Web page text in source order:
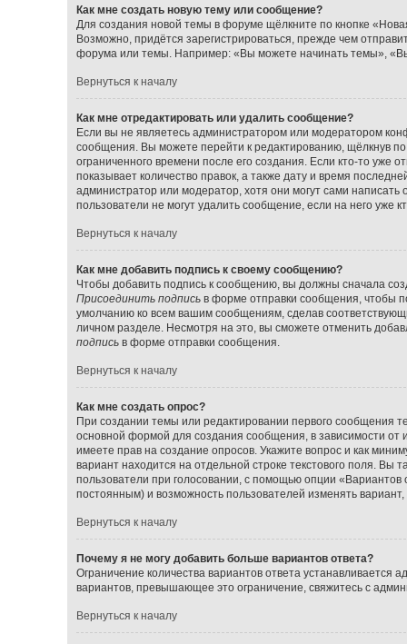
Как мне создать новую тему или сообщение?
Для создания новой темы в форуме щёлкните по кнопке
Возможно, придётся зарегистрироваться, прежде чем
форума или темы. Например: «Вы можете начинать темы»,
Вернуться к началу
Как мне отредактировать или удалить сообщение?
Если вы не являетесь администратором или модератором
сообщения. Вы можете перейти к редактированию, щёлкнув
ограниченного времени после его создания. Если кто-то уже
показывает количество правок, а также дату и время
администратор или модератор, хотя они могут сами
пользователи не могут удалить сообщение, если на него уже
Вернуться к началу
Как мне добавить подпись к своему сообщению?
Чтобы добавить подпись к сообщению, вы должны сначала
Присоединить подписьв форме отправки сообщения, чтобы
умолчанию ко всем вашим сообщениям, сделав
личном разделе. Несмотря на это, вы сможете отменить
подписьв форме отправки сообщения.
Вернуться к началу
Как мне создать опрос?
При создании темы или редактировании первого сообщения
основной формой для создания сообщения, в зависимости от
имеете прав на создание опросов. Укажите вопрос и как
вариант находится на отдельной строке текстового поля. Вы
пользователи при голосовании, с помощью опции «Вариантов
постоянным) и возможность пользователей изменять
Вернуться к началу
Почему я не могу добавить больше вариантов ответа?
Ограничение количества вариантов ответа
вариантов, превышающее это ограничение, свяжитесь с
Вернуться к началу